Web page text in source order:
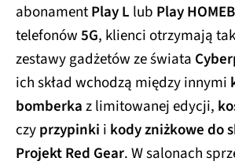
abonamentPlay L lub Play
telefonów5G, klienci otrzymają
zestawy gadżetów ze świata
ich skład wchodzą między innymi
bomberkaz limitowanej edycji,
czyprzypinki i kody zniżkowe do
Projekt Red Gear. W salonach